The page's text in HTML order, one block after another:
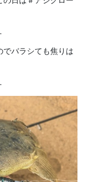
でバラシても焦りは